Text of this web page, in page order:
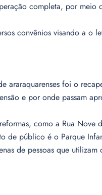
completa, por meio
convênios visando a o
araraquarenses foi o
e por onde passam
como a Rua Nove
de público é o Parque
de pessoas que